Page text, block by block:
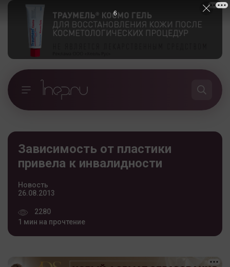
Зависимость от пластики
привела к инвалидности
Новость
26.08.2013
2280
1 мин на прочтение
5